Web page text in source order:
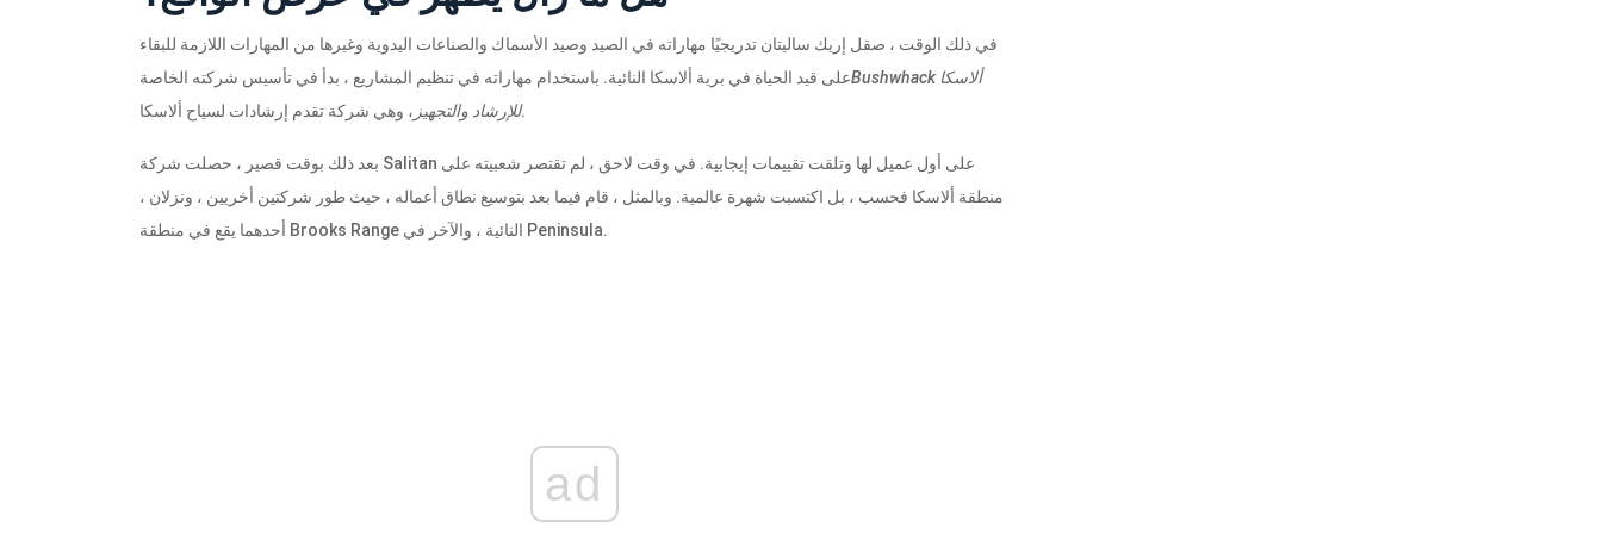
في ذلك الوقت ، صقل إريك ساليتان تدريجيًا مهاراته في الصيد وصيد الأسماك والصناعات اليدوية وغيرها من المهارات اللازمة للبقاء
على قيد الحياة في برية ألاسكا النائية. باستخدام مهاراته في تنظيم المشاريع ، بدأ في تأسيس شركته الخاصةBushwhack ألاسكا
للإرشاد والتجهيز، وهي شركة تقدم إرشادات لسياح ألاسكا.
بعد ذلك بوقت قصير ، حصلت شركة Salitan على أول عميل لها وتلقت تقييمات إيجابية. في وقت لاحق ، لم تقتصر شعبيته على
منطقة ألاسكا فحسب ، بل اكتسبت شهرة عالمية. وبالمثل ، قام فيما بعد بتوسيع نطاق أعماله ، حيث طور شركتين أخريين ، ونزلان ،
أحدهما يقع في منطقة Brooks Range النائية ، والآخر في Peninsula.
ad